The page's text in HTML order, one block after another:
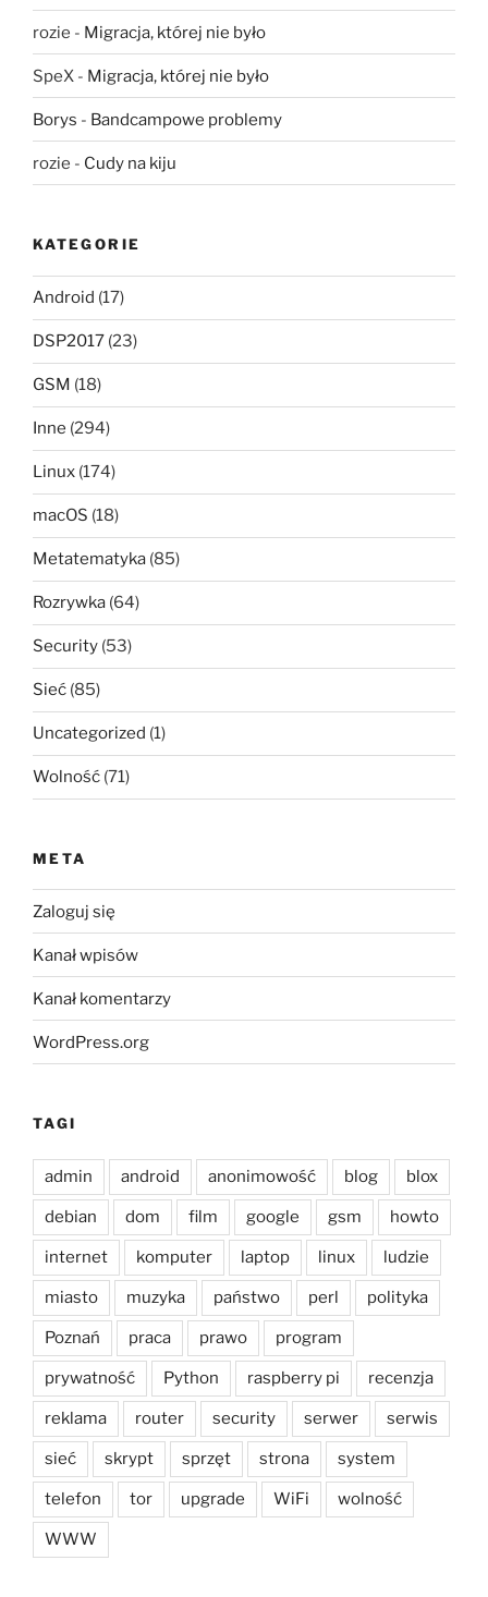
rozie - Migracja, której nie było
SpeX - Migracja, której nie było
Borys - Bandcampowe problemy
rozie - Cudy na kiju
KATEGORIE
Android (17)
DSP2017 (23)
GSM (18)
Inne (294)
Linux (174)
macOS (18)
Metatematyka (85)
Rozrywka (64)
Security (53)
Sieć (85)
Uncategorized (1)
Wolność (71)
META
Zaloguj się
Kanał wpisów
Kanał komentarzy
WordPress.org
TAGI
admin android anonimowość blog blox
debian dom film google gsm howto
internet komputer laptop linux ludzie
miasto muzyka państwo perl polityka
Poznań praca prawo program
prywatność Python raspberry pi recenzja
reklama router security serwer serwis
sieć skrypt sprzęt strona system
telefon tor upgrade WiFi wolność
WWW